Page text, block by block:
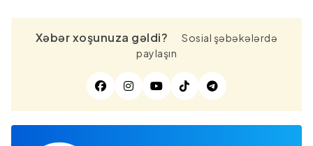
Xəbər xoşunuza gəldi?
Sosial şəbəkələrdə
paylaşın